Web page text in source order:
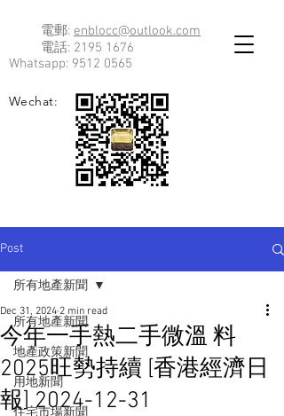
電郵: enblocc@outlook.com
電話: 2195 1676
Whatsapp: 9512 0565
Wechat:
Post
所有地產新聞
地產政策新聞
用地新聞
住宅市場新聞
所有地產新聞
今年一手熱二手微溫 料
2025旺勢持續 [香港經濟日
報] 2024-12-31
Dec 31, 2024 2 min read